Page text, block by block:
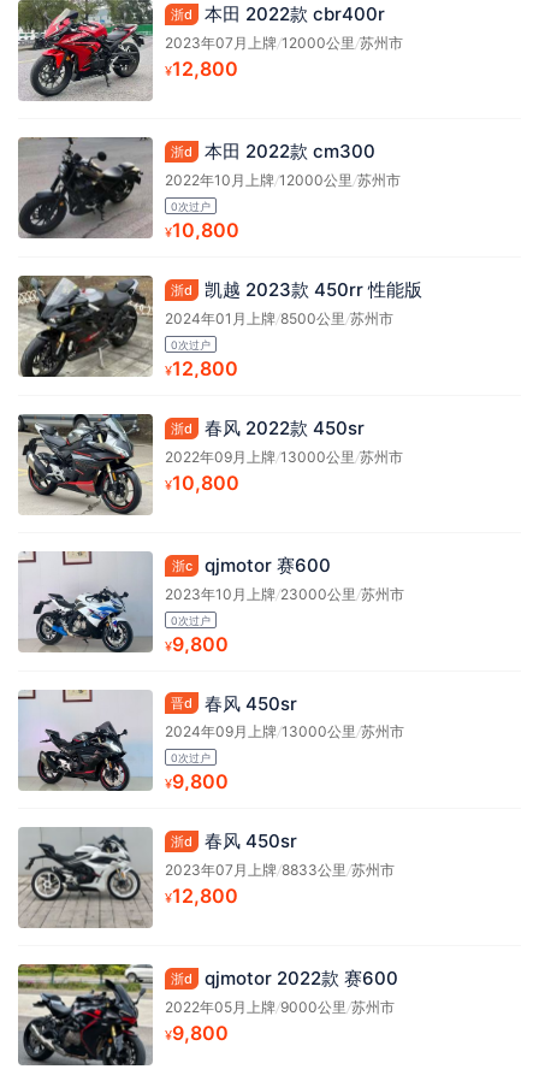
浙d 本田 2022款 cbr400r
2023年07月上牌/12000公里 /苏州市
¥12,800
浙d 本田 2022款 cm300
2022年10月上牌/12000公里 /苏州市
0次过户
¥10,800
浙d 凯越 2023款 450rr 性能版
2024年01月上牌/8500公里 /苏州市
0次过户
¥12,800
浙d 春风 2022款 450sr
2022年09月上牌/13000公里 /苏州市
¥10,800
浙c qjmotor 赛600
2023年10月上牌/23000公里 /苏州市
0次过户
¥9,800
晋d 春风 450sr
2024年09月上牌/13000公里/苏州市
0次过户
¥9,800
浙d 春风 450sr
2023年07月上牌/8833公里/苏州市
¥12,800
浙d qjmotor 2022款 赛600
2022年05月上牌/9000公里/苏州市
¥9,800